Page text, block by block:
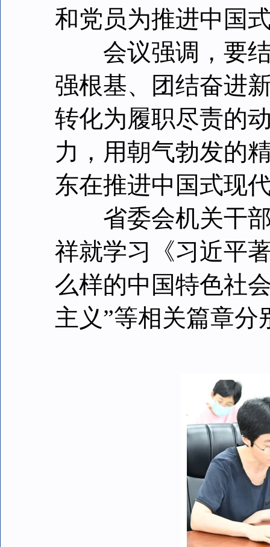
和党员为推进中国
会议强调，要结
强根基、团结奋进
转化为履职尽责的
力，用朝气勃发的
东在推进中国式现
省委会机关干部
祥就学习《习近平
么样的中国特色社
主义”等相关篇章